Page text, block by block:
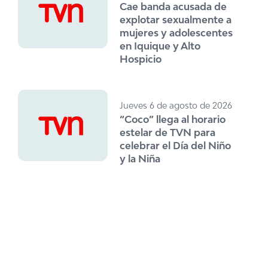
Cae banda acusada de
explotar sexualmente a
mujeres y adolescentes
en Iquique y Alto
Hospicio
Jueves 6 de agosto de 2026
“Coco” llega al horario
estelar de TVN para
celebrar el Día del Niño
y la Niña